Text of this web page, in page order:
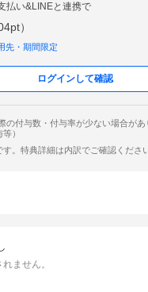
払い&LINEと連携で
pt）
先・期間限定
ログインして確認
の付与数・付与率が少ない場合があ
）
。特典詳細は内訳でご確認ください
ません。